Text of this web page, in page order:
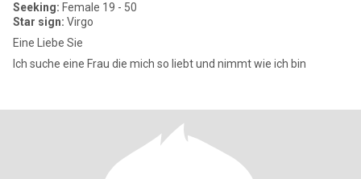
Seeking: Female 19 - 50
Star sign: Virgo
Eine Liebe Sie
Ich suche eine Frau die mich so liebt und nimmt wie ich bin